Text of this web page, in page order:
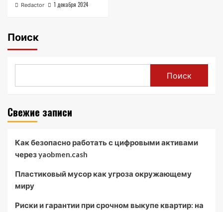
Redactor 1 декабря 2024
Поиск
Поиск
Свежие записи
Как безопасно работать с цифровыми активами
через yaobmen.cash
Пластиковый мусор как угроза окружающему
миру
Риски и гарантии при срочном выкупе квартир: на